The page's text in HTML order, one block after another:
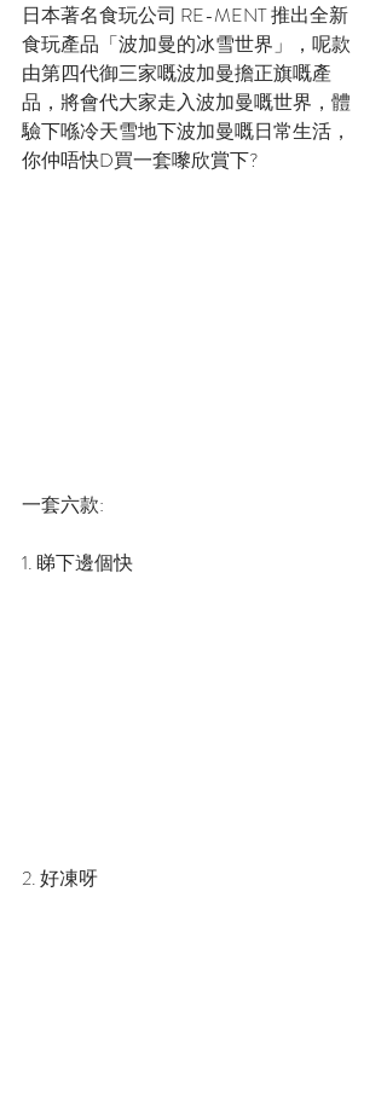
日本著名食玩公司 RE-MENT 推出全新
食玩產品「波加曼的冰雪世界」，呢款
由第四代御三家嘅波加曼擔正旗嘅產
品，將會代大家走入波加曼嘅世界，體
驗下喺冷天雪地下波加曼嘅日常生活，
你仲唔快D買一套嚟欣賞下?
一套六款:
1. 睇下邊個快
2. 好凍呀